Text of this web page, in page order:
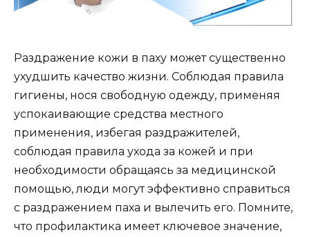
Раздражение кожи в паху может существенно
ухудшить качество жизни. Соблюдая правила
гигиены, нося свободную одежду, применяя
успокаивающие средства местного
применения, избегая раздражителей,
соблюдая правила ухода за кожей и при
необходимости обращаясь за медицинской
помощью, люди могут эффективно справиться
с раздражением паха и вылечить его. Помните,
что профилактика имеет ключевое значение,